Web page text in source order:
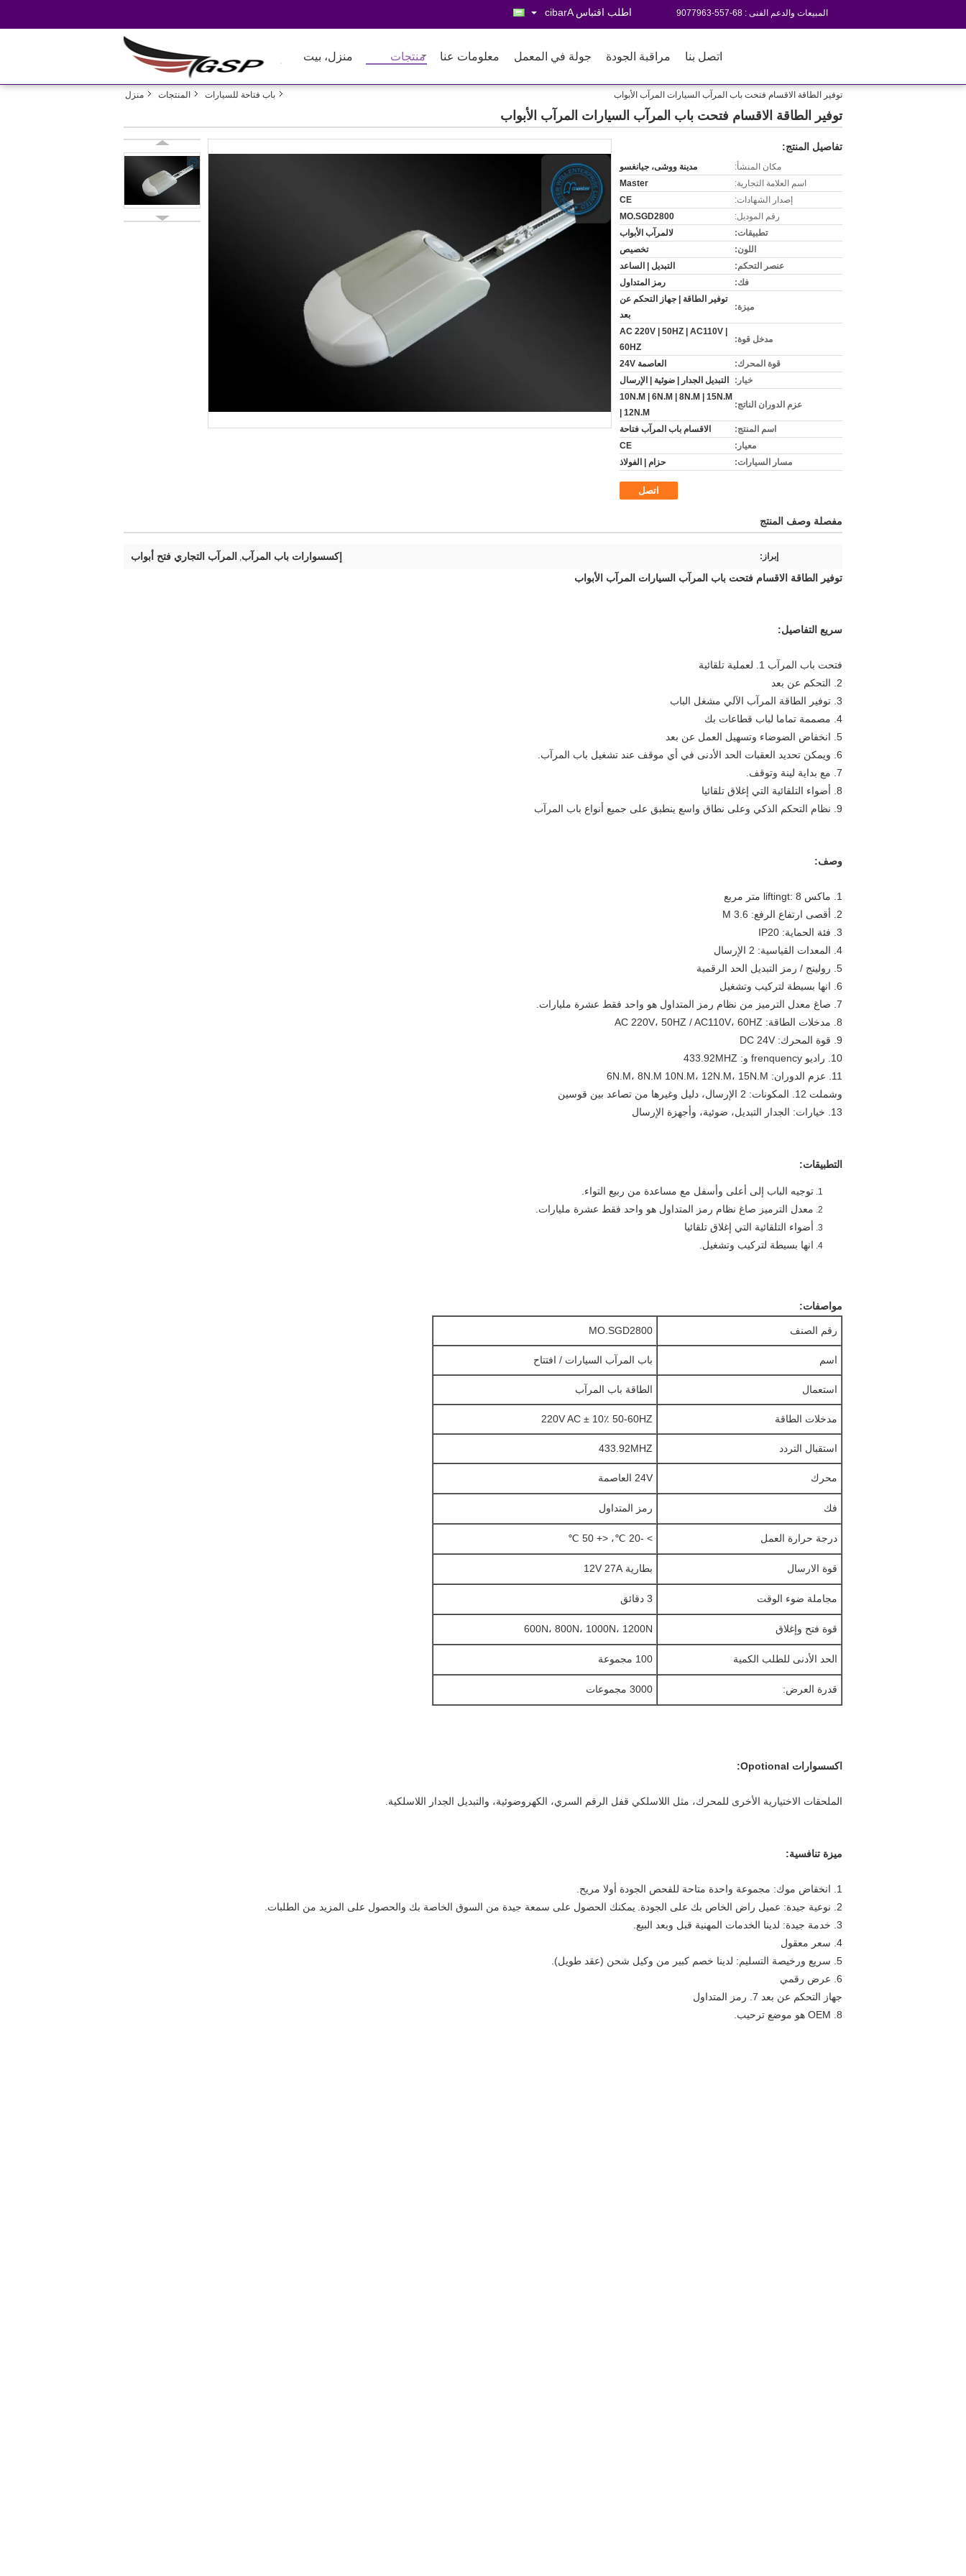
المبيعات والدعم الفنى : 86-755-3697709 اطلب اقتباس Arabic
منزل، بيت منتجات معلومات عنا جولة في المعمل مراقبة الجودة اتصل بنا
منزل المنتجات باب فتاحة للسيارات توفير الطاقة الاقسام فتحت باب المرآب السيارات المرآب الأبواب
توفير الطاقة الاقسام فتحت باب المرآب السيارات المرآب الأبواب
تفاصيل المنتج:
مكان المنشأ:
مدينة ووشى، جيانغسو
اسم العلامة التجارية:
Master
إصدار الشهادات:
CE
رقم الموديل:
MO.SGD2800
تطبيقات:
لالمرآب الأبواب
اللون:
تخصيص
عنصر التحكم:
التبديل | الساعد
فك:
رمز المتداول
ميزة:
توفير الطاقة | جهاز التحكم عن
بعد
مدخل قوة:
AC 220V | 50HZ | AC110V |
60HZ
قوة المحرك:
العاصمة 24V
خيار:
التبديل الجدار | ضوئية | الإرسال
عزم الدوران الناتج:
10N.M | 6N.M | 8N.M | 15N.M
| 12N.M
اسم المنتج:
الاقسام باب المرآب فتاحة
معيار:
CE
مسار السيارات:
حزام | الفولاذ
اتصل
مفصلة وصف المنتج
إبراز: إكسسوارات باب المرآب, المرآب التجاري فتح أبواب
توفير الطاقة الاقسام فتحت باب المرآب السيارات المرآب الأبواب
سريع التفاصيل:
فتحت باب المرآب 1. لعملية تلقائية
2. التحكم عن بعد
3. توفير الطاقة المرآب الآلي مشغل الباب
4. مصممة تماما لباب قطاعات بك
5. انخفاض الضوضاء وتسهيل العمل عن بعد
6. ويمكن تحديد العقبات الحد الأدنى في أي موقف عند تشغيل باب المرآب.
7. مع بداية لينة وتوقف.
8. أضواء التلقائية التي إغلاق تلقائيا
9. نظام التحكم الذكي وعلى نطاق واسع ينطبق على جميع أنواع باب المرآب
وصف:
1. ماكس liftingt: 8 متر مربع
2. أقصى ارتفاع الرفع: 3.6 M
3. فئة الحماية: IP20
4. المعدات القياسية: 2 الإرسال
5. رولينج / رمز التبديل الحد الرقمية
6. انها بسيطة لتركيب وتشغيل
7. صاغ معدل الترميز من نظام رمز المتداول هو واحد فقط عشرة مليارات.
8. مدخلات الطاقة: AC 220V، 50HZ / AC110V، 60HZ
9. قوة المحرك: DC 24V
10. راديو frenquency و: 433.92MHZ
11. عزم الدوران: 6N.M، 8N.M 10N.M، 12N.M، 15N.M
وشملت 12. المكونات: 2 الإرسال، دليل وغيرها من تصاعد بين قوسين
13. خيارات: الجدار التبديل، ضوئية، وأجهزة الإرسال
التطبيقات:
توجيه الباب إلى أعلى وأسفل مع مساعدة من ربيع التواء.
معدل الترميز صاغ نظام رمز المتداول هو واحد فقط عشرة مليارات.
أضواء التلقائية التي إغلاق تلقائيا
انها بسيطة لتركيب وتشغيل.
مواصفات:
رقم الصنف MO.SGD2800
اسم باب المرآب السيارات / افتتاح
استعمال الطاقة باب المرآب
مدخلات الطاقة 220V AC ± 10٪ 50-60HZ
استقبال التردد 433.92MHZ
محرك 24V العاصمة
فك رمز المتداول
درجة حرارة العمل > -20 ℃، <+ 50 ℃
قوة الارسال بطارية 12V 27A
مجاملة ضوء الوقت 3 دقائق
قوة فتح وإغلاق 600N، 800N، 1000N، 1200N
الحد الأدنى للطلب الكمية 100 مجموعة
قدرة العرض: 3000 مجموعات
اكسسوارات Opotional:
الملحقات الاختيارية الأخرى للمحرك، مثل اللاسلكي قفل الرقم السري، الكهروضوئية، والتبديل الجدار اللاسلكية.
ميزة تنافسية:
1. انخفاض موك: مجموعة واحدة متاحة للفحص الجودة أولا مريح.
2. نوعية جيدة: عميل راض الخاص بك على الجودة.
يمكنك الحصول على سمعة جيدة من السوق الخاصة بك والحصول على المزيد من الطلبات.
3. خدمة جيدة: لدينا الخدمات المهنية قبل وبعد البيع.
4. سعر معقول
5. سريع ورخيصة التسليم: لدينا خصم كبير من وكيل شحن (عقد طويل).
6. عرض رقمي
جهاز التحكم عن بعد 7. رمز المتداول
8. OEM هو موضع ترحيب.